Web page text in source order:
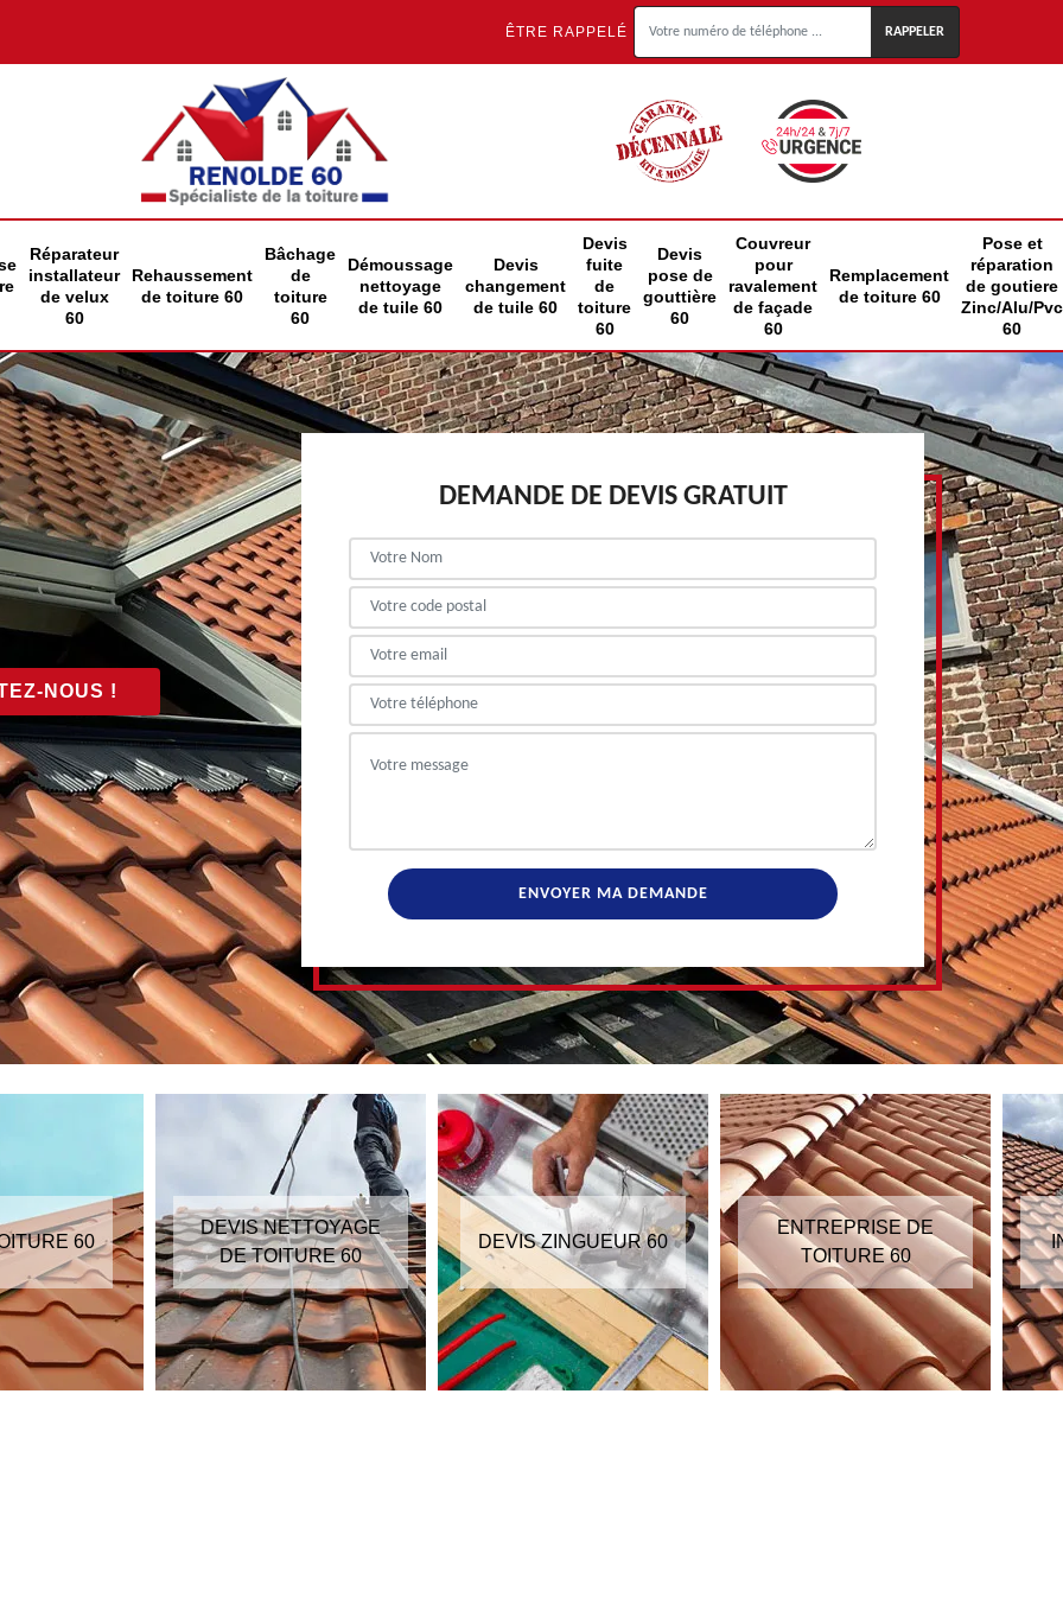
ÊTRE RAPPELÉ
Réparateur
installateur
de velux
60
Rehaussement
de toiture 60
Bâchage
de
toiture
60
Démoussage
nettoyage
de tuile 60
Devis
changement
de tuile 60
Devis
fuite
de
toiture
60
Devis
pose de
gouttière
60
Couvreur
pour
ravalement
de façade
60
Remplacement
de toiture 60
Pose et
réparation
de goutiere
Zinc/Alu/Pvc
60
NOUS !
DEMANDE DE DEVIS GRATUIT
60
DEVIS NETTOYAGE
DE TOITURE 60
DEVIS ZINGUEUR 60
ENTREPRISE DE
TOITURE 60